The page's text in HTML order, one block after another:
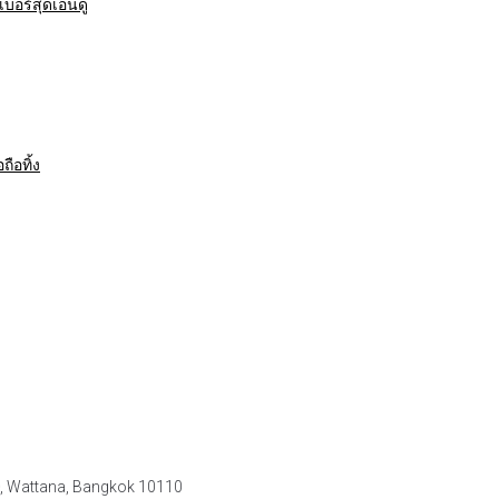
บอร์สุดเอ็นดู
อทิ้ง
Wattana, Bangkok 10110